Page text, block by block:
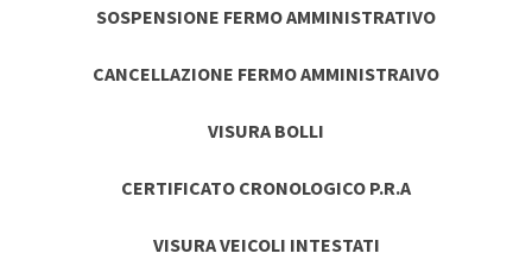
SOSPENSIONE FERMO AMMINISTRATIVO
CANCELLAZIONE FERMO AMMINISTRAIVO
VISURA BOLLI
CERTIFICATO CRONOLOGICO P.R.A
VISURA VEICOLI INTESTATI